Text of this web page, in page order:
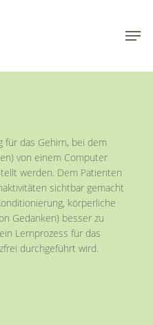
für das Gehirn, bei dem
von einem Computer
werden. Dem Patienten
sichtbar gemacht
körperliche
Gedanken) besser zu
Lernprozess für das
durchgeführt wird.